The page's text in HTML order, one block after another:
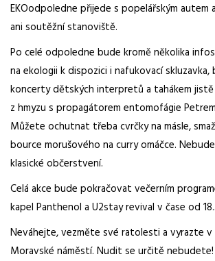
EKOodpoledne přijede s popelářským autem
ani soutěžní stanoviště.
Po celé odpoledne bude kromě několika
na ekologii k dispozici i nafukovací
koncerty dětských interpretů a tahákem
z hmyzu s propagátorem entomofágie
Můžete ochutnat třeba cvrčky na másle,
bource morušového na curry omáčce.
klasické občerstvení.
Celá akce bude pokračovat večerním
kapel Panthenol a U2stay revival v čase od
Neváhejte, vezměte své ratolesti a vyrazte v
Moravské náměstí. Nudit se určitě